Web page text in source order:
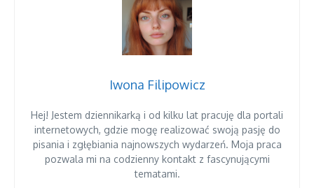
Iwona Filipowicz
Hej! Jestem dziennikarką i od kilku lat pracuję dla portali
internetowych, gdzie mogę realizować swoją pasję do
pisania i zgłębiania najnowszych wydarzeń. Moja praca
pozwala mi na codzienny kontakt z fascynującymi
tematami.